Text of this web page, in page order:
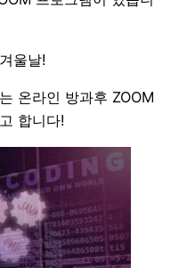
울날!
온라인 방과후 ZOOM
합니다!